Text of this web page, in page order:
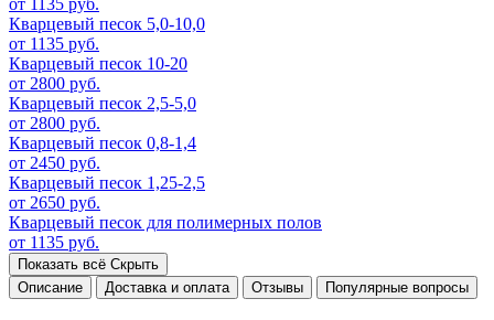
Кварцевый песок 5,0-10,0
от 1135 руб.
Кварцевый песок 10-20
от 2800 руб.
Кварцевый песок 2,5-5,0
от 2800 руб.
Кварцевый песок 0,8-1,4
от 2450 руб.
Кварцевый песок 1,25-2,5
от 2650 руб.
Кварцевый песок для полимерных полов
от 1135 руб.
Показать всё Скрыть
Описание
Доставка и оплата Отзывы Популярные вопросы